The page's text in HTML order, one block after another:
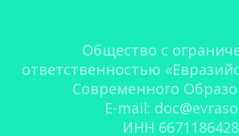
Общество с
ответственностью
Современного
E-mail:
ИНН 6671186428